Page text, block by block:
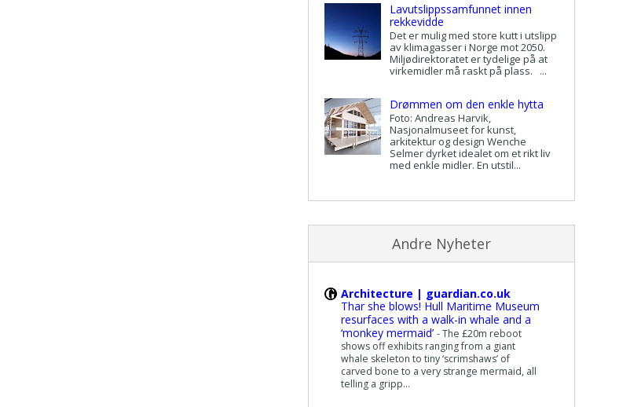
Lavutslippssamfunnet innen
rekkevidde
Det er mulig med store kutt i utslipp
av klimagasser i Norge mot 2050.
Miljødirektoratet er tydelige på at
virkemidler må raskt på plass. ...
Drømmen om den enkle hytta
Foto: Andreas Harvik,
Nasjonalmuseet for kunst,
arkitektur og design Wenche
Selmer dyrket idealet om et rikt liv
med enkle midler. En utstil...
Andre Nyheter
Architecture | guardian.co.uk
Thar she blows! Hull Maritime Museum
resurfaces with a walk-in whale and a
‘monkey mermaid’ -The £20m reboot
shows off exhibits ranging from a giant
whale skeleton to tiny ‘scrimshaws’ of
carved bone to a very strange mermaid, all
telling a gripp...